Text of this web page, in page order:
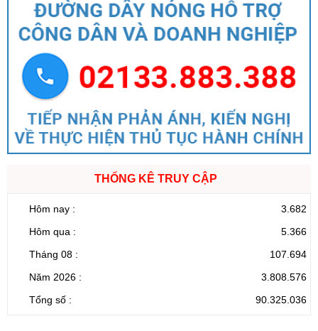
THỐNG KÊ TRUY CẬP
Hôm nay :
3.682
Hôm qua :
5.366
Tháng 08 :
107.694
Năm 2026 :
3.808.576
Tổng số :
90.325.036